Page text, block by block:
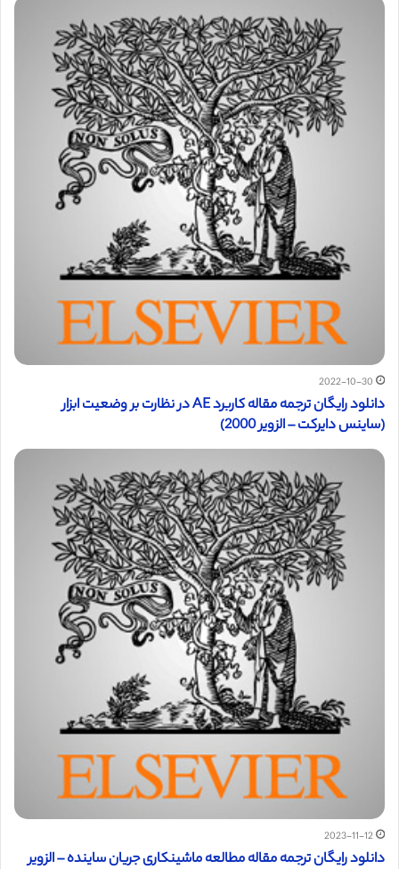
2022-10-30
دانلود رایگان ترجمه مقاله کاربرد AE در نظارت بر وضعیت ابزار
(ساینس دایرکت – الزویر 2000)
2023-11-12
دانلود رایگان ترجمه مقاله مطالعه ماشینکاری جریان ساینده – الزویر